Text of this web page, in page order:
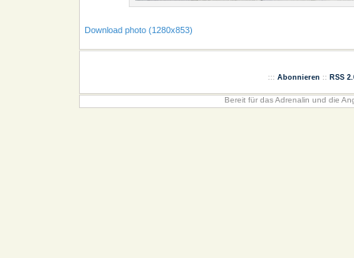
Download photo (1280x853)
::: Abonnieren :: RSS
Bereit für das Adrenalin und die